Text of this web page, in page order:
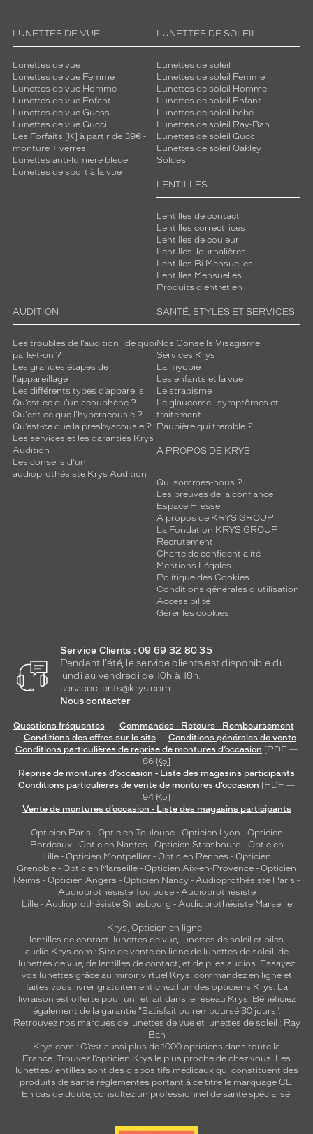
LUNETTES DE VUE
Lunettes de vue
Lunettes de vue Femme
Lunettes de vue Homme
Lunettes de vue Enfant
Lunettes de vue Guess
Lunettes de vue Gucci
Les Forfaits [K] à partir de 39€ -
monture + verres
Lunettes anti-lumière bleue
Lunettes de sport à la vue
LUNETTES DE SOLEIL
Lunettes de soleil
Lunettes de soleil Femme
Lunettes de soleil Homme
Lunettes de soleil Enfant
Lunettes de soleil bébé
Lunettes de soleil Ray-Ban
Lunettes de soleil Gucci
Lunettes de soleil Oakley
Soldes
LENTILLES
Lentilles de contact
Lentilles correctrices
Lentilles de couleur
Lentilles Journalières
Lentilles Bi Mensuelles
Lentilles Mensuelles
Produits d'entretien
AUDITION
Les troubles de l’audition : de quoi
parle-t-on ?
Les grandes étapes de
l'appareillage
Les différents types d’appareils
Qu’est-ce qu'un acouphène ?
Qu'est-ce que l'hyperacousie ?
Qu’est-ce que la presbyacousie ?
Les services et les garanties Krys
Audition
Les conseils d'un
audioprothésiste Krys Audition
SANTÉ, STYLES ET SERVICES
Nos Conseils Visagisme
Services Krys
La myopie
Les enfants et la vue
Le strabisme
Le glaucome : symptômes et
traitement
Paupière qui tremble ?
A PROPOS DE KRYS
Qui sommes-nous ?
Les preuves de la confiance
Espace Presse
A propos de KRYS GROUP
La Fondation KRYS GROUP
Recrutement
Charte de confidentialité
Mentions Légales
Politique des Cookies
Conditions générales d'utilisation
Accessibilité
Gérer les cookies
Service Clients : 09 69 32 80 35
Pendant l'été, le service clients est disponible du
lundi au vendredi de 10h à 18h.
serviceclients@krys.com
Nous contacter
Questions fréquentes
Commandes - Retours - Remboursement
Conditions des offres sur le site
Conditions générales de vente
Conditions particulières de reprise de montures d’occasion [PDF —
86 Ko]
Reprise de montures d’occasion - Liste des magasins participants
Conditions particulières de vente de montures d’occasion [PDF —
94 Ko]
Vente de montures d’occasion - Liste des magasins participants
Opticien Paris - Opticien Toulouse- Opticien Lyon - Opticien
Bordeaux- Opticien Nantes - Opticien Strasbourg - Opticien
Lille - Opticien Montpellier - Opticien Rennes - Opticien
Grenoble - Opticien Marseille - Opticien Aix-en-Provence - Opticien
Reims - Opticien Angers - Opticien Nancy - Audioprothésiste Paris -
Audioprothésiste Toulouse- Audioprothésiste
Lille- Audioprothésiste Strasbourg - Audioprothésiste Marseille
Krys, Opticien en ligne :
lentilles de contact, lunettes de vue, lunettes de soleil et piles
audio Krys.com : Site de vente en ligne de lunettes de soleil, de
lunettes de vue, de lentilles de contact, et de piles audios. Essayez
vos lunettes grâce au miroir virtuel Krys, commandez en ligne et
faites vous livrer gratuitement chez l'un des opticiens Krys. La
livraison est offerte pour un retrait dans le réseau Krys. Bénéficiez
également de la garantie "Satisfait ou remboursé 30 jours".
Retrouvez nos marques de lunettes de vue et lunettes de soleil : Ray
Ban
Krys.com : C’est aussi plus de 1000 opticiens dans toute la
France. Trouvez l’opticien Krys le plus proche de chez vous. Les
lunettes/lentilles sont des dispositifs médicaux qui constituent des
produits de santé réglementés portant à ce titre le marquage CE.
En cas de doute, consultez un professionnel de santé spécialisé.